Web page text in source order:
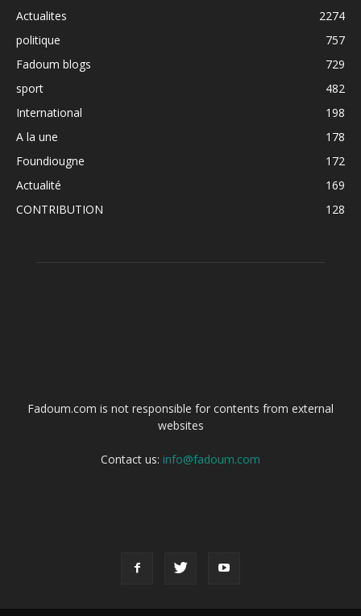
Actualites
2274
politique
757
Fadoum blogs
729
sport
482
International
198
A la une
178
Foundiougne
172
Actualité
169
CONTRIBUTION
128
Fadoum.com is not responsible for contents from external
websites
Contact us: info@fadoum.com